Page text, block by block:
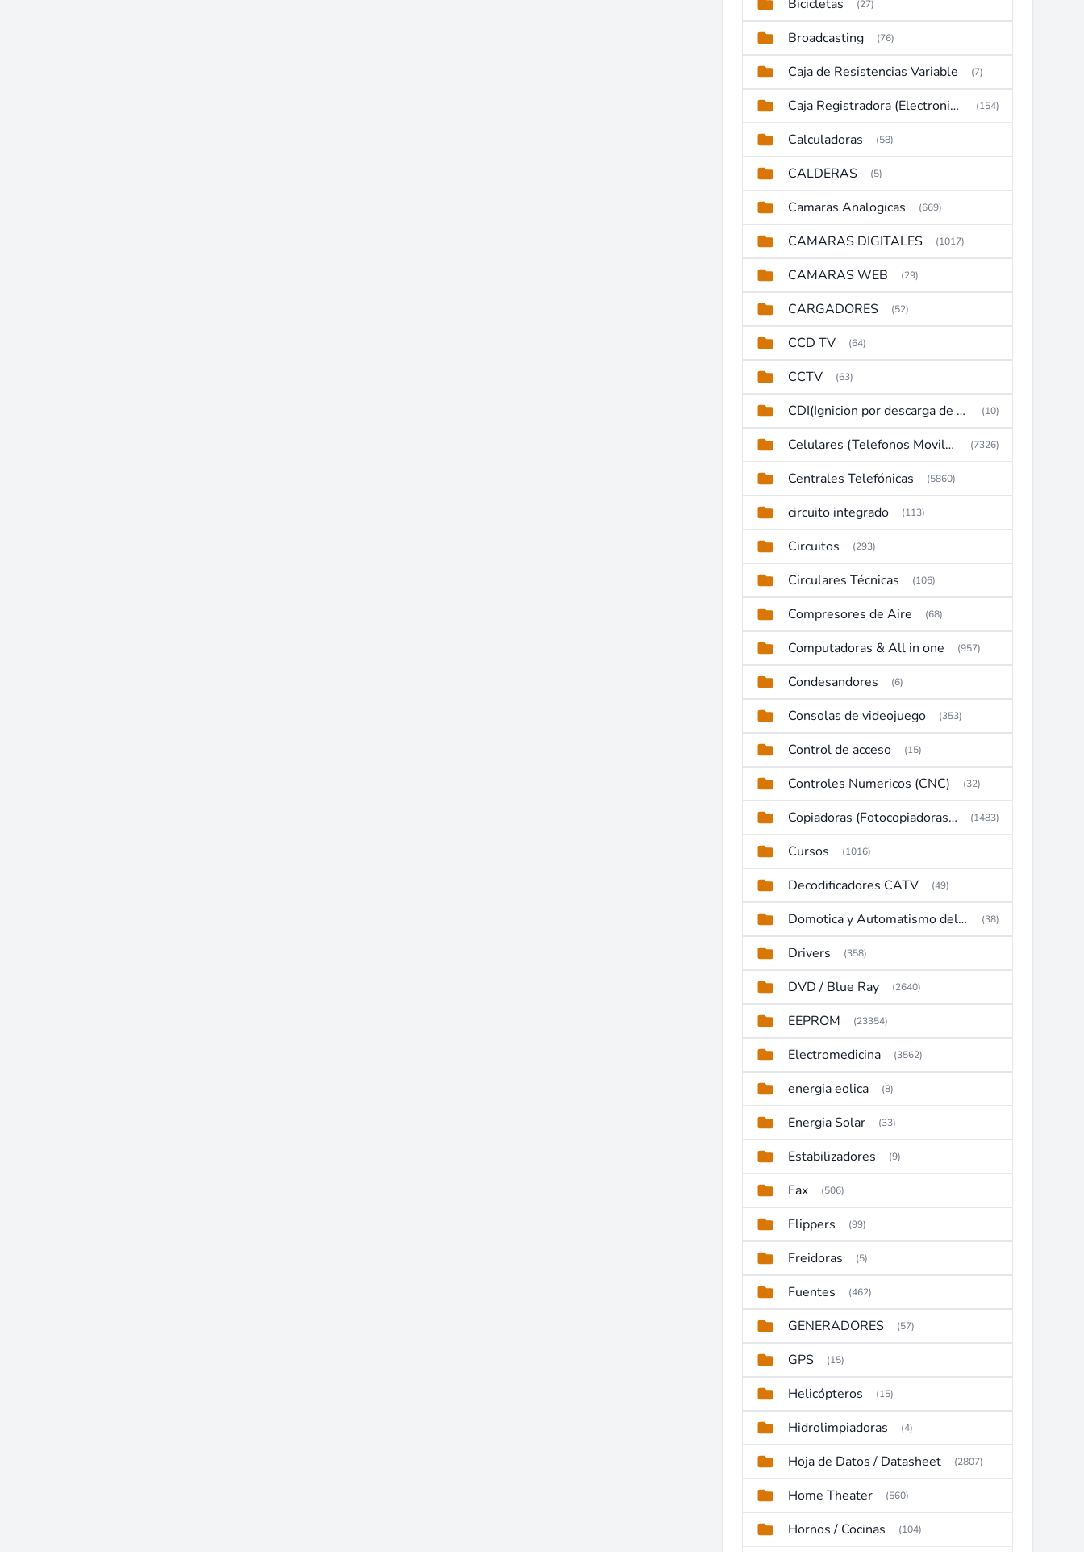
Bicicletas (27)
Broadcasting (76)
Caja de Resistencias Variable (7)
Caja Registradora (Electronic Cash Register) (154)
Calculadoras (58)
CALDERAS (5)
Camaras Analogicas (669)
CAMARAS DIGITALES (1017)
CAMARAS WEB (29)
CARGADORES (52)
CCD TV (64)
CCTV (63)
CDI(Ignicion por descarga de capacitor) (10)
Celulares (Telefonos Moviles) (7326)
Centrales Telefónicas (5860)
circuito integrado (113)
Circuitos (293)
Circulares Técnicas (106)
Compresores de Aire (68)
Computadoras & All in one (957)
Condesandores (6)
Consolas de videojuego (353)
Control de acceso (15)
Controles Numericos (CNC) (32)
Copiadoras (Fotocopiadoras, Multifunctions, Ploter, etc) (1483)
Cursos (1016)
Decodificadores CATV (49)
Domotica y Automatismo del hogar (38)
Drivers (358)
DVD / Blue Ray (2640)
EEPROM (23354)
Electromedicina (3562)
energia eolica (8)
Energia Solar (33)
Estabilizadores (9)
Fax (506)
Flippers (99)
Freidoras (5)
Fuentes (462)
GENERADORES (57)
GPS (15)
Helicópteros (15)
Hidrolimpiadoras (4)
Hoja de Datos / Datasheet (2807)
Home Theater (560)
Hornos / Cocinas (104)